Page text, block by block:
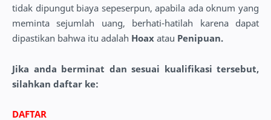
tidak dipungut biaya sepeserpun, apabila ada oknum yang
meminta sejumlah uang, berhati-hatilah karena dapat
dipastikan bahwa itu adalah Hoax atau Penipuan.
Jika anda berminat dan sesuai kualifikasi tersebut,
silahkan daftar ke:
DAFTAR